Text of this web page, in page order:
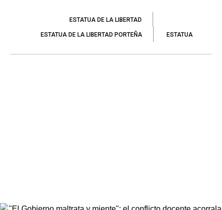
ESTATUA DE LA LIBERTAD
ESTATUA DE LA LIBERTAD PORTEÑA ESTATUA